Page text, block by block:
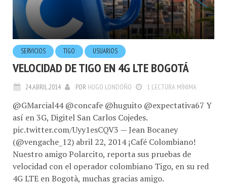
SERVICIOS TIGO USUARIOS
VELOCIDAD DE TIGO EN 4G LTE BOGOTÁ
24.ABRIL.2014 POR HUGO LONDOÑO 1 LECTURA MÍNIMA
@GMarcial44 @concafe @huguito @expectativa67 Y
así en 3G, Digitel San Carlos Cojedes.
pic.twitter.com/Uyy1esCQV3 — Jean Bocaney
(@vengache_12) abril 22, 2014 ¡Café Colombiano!
Nuestro amigo Polarcito, reporta sus pruebas de
velocidad con el operador colombiano Tigo, en su red
4G LTE en Bogotà, muchas gracias amigo.